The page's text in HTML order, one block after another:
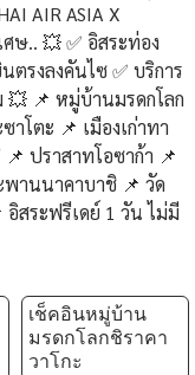
AIR ASIA X
ษ.. 💥 ✅ อิสระท่อง
ตรงลงคันไซ ✅ บริการ
💥 📌 หมู่บ้านมรดกโลก
โตะ 📌 เมืองเก่าทา
ปราสาทโอซาก้า 📌
พานนาคาบาชิ 📌 วัด
อิสระฟรีเดย์ 1 วัน ไม่มี
เช็คอินหมู่บ้าน
มรดกโลกชิราคา
วาโกะ